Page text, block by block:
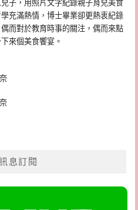
子，用照片文字紀錄親子育兒美食
充滿熱情，博士畢業卻更熱衷紀錄
而對於教育時事的關注，偶而來點
來個美食饗宴。
息訂閱